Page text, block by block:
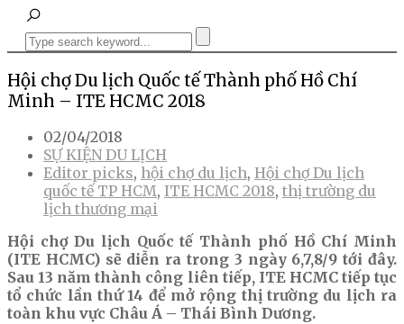
Hội chợ Du lịch Quốc tế Thành phố Hồ Chí
Minh – ITE HCMC 2018
02/04/2018
SỰ KIỆN DU LỊCH
Editor picks, hội chợ du lịch, Hội chợ Du lịch
quốc tế TP HCM, ITE HCMC 2018, thị trường du
lịch thương mại
Hội chợ Du lịch Quốc tế Thành phố Hồ Chí Minh
(ITE HCMC) sẽ diễn ra trong 3 ngày 6,7,8/9 tới đây.
Sau 13 năm thành công liên tiếp, ITE HCMC tiếp tục
tổ chức lần thứ 14 để mở rộng thị trường du lịch ra
toàn khu vực Châu Á – Thái Bình Dương.